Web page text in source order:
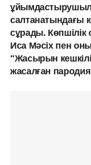
салтанатындағы
сұрады.
Иса Мәсіх пен
"Жасырын
жасалған